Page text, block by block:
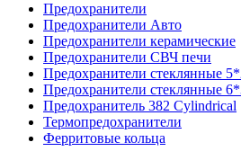
Предохранители
Предохранители Авто
Предохранители керамические
Предохранители СВЧ печи
Предохранители стеклянные
Предохранители стеклянные
Предохранитель 382 Cylindrical
Термопредохранители
Ферритовые кольца